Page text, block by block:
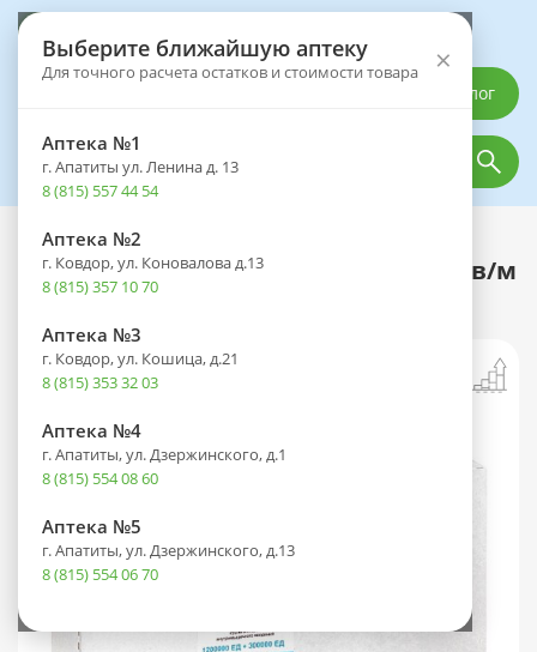
Выберите ближайшую аптеку
Для точного расчета остатков и стоимости товара ×
Аптека №1
г. Апатиты ул. Ленина д. 13
8 (815) 557 44 54
Аптека №2
г. Ковдор, ул. Коновалова д.13
8 (815) 357 10 70
Аптека №3
г. Ковдор, ул. Кошица, д.21
8 (815) 353 32 03
Аптека №4
г. Апатиты, ул. Дзержинского, д.1
8 (815) 554 08 60
Аптека №5
г. Апатиты, ул. Дзержинского, д.13
8 (815) 554 06 70
Каталог
Каталог Лекарственные препараты
Бициллин-3 фл.(пор. д/приг. сусп. д/в/м
введ.) 1,2млн ЕД №1